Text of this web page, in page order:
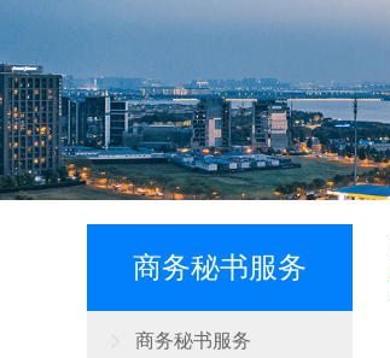
商务秘书服务
商务秘书服务